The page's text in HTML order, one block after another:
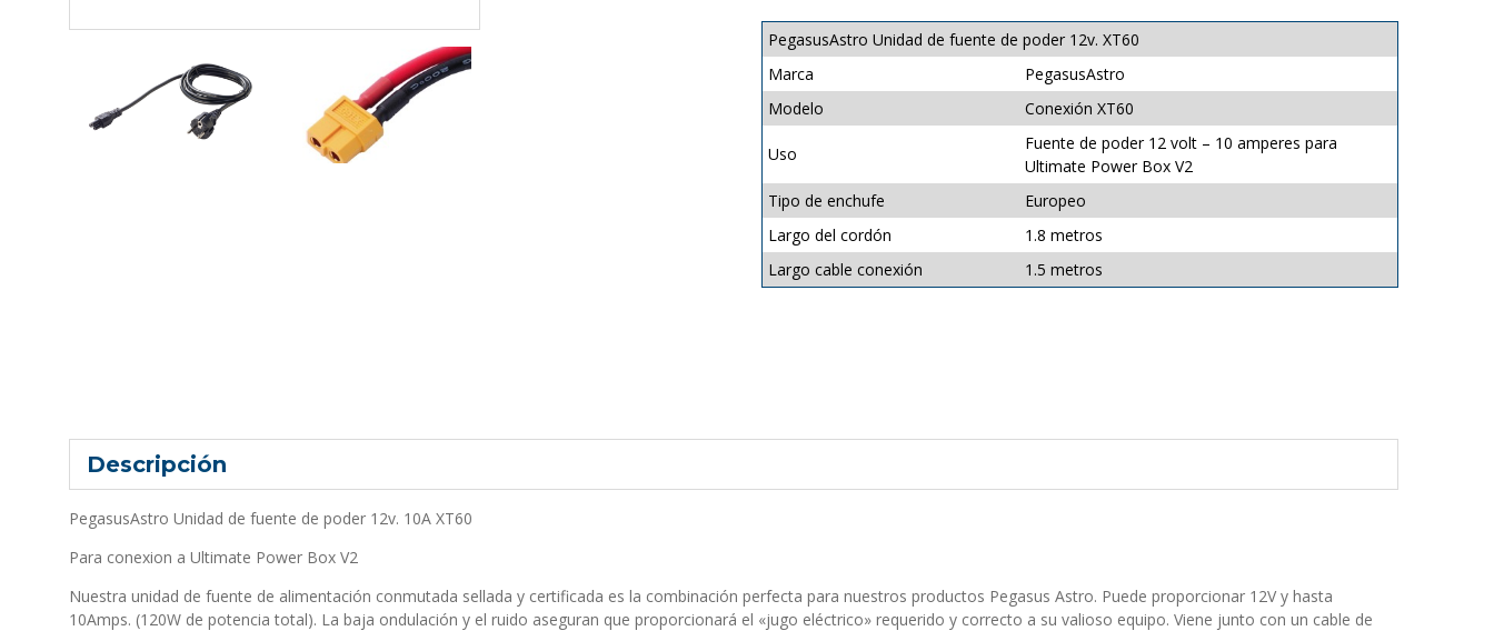
PegasusAstro Unidad de fuente de poder 12v. XT60
Marca
PegasusAstro
Modelo
Conexión XT60
Uso
Fuente de poder 12 volt – 10 amperes para
Ultimate Power Box V2
Tipo de enchufe
Europeo
Largo del cordón
1.8 metros
Largo cable conexión
1.5 metros
Descripción
PegasusAstro Unidad de fuente de poder 12v. 10A XT60
Para conexion a Ultimate Power Box V2
Nuestra unidad de fuente de alimentación conmutada sellada y certificada es la combinación perfecta para nuestros productos Pegasus Astro. Puede proporcionar 12V y hasta
10Amps. (120W de potencia total). La baja ondulación y el ruido aseguran que proporcionará el «jugo eléctrico» requerido y correcto a su valioso equipo. Viene junto con un cable de